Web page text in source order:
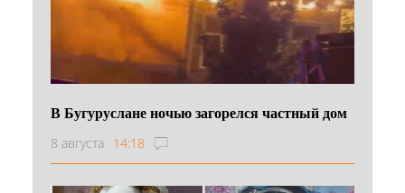
В Бугуруслане ночью загорелся частный дом
8 августа 14:18